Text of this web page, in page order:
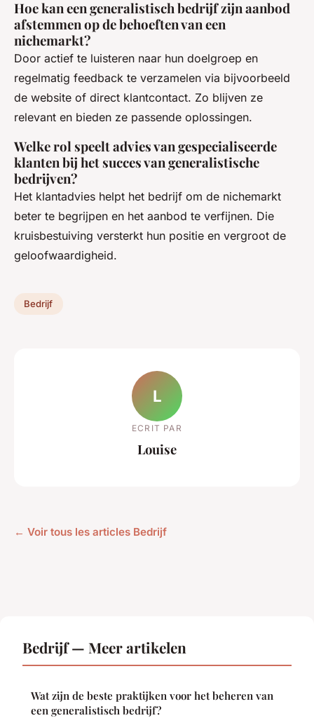
Hoe kan een generalistisch bedrijf zijn aanbod
afstemmen op de behoeften van een
nichemarkt?
Door actief te luisteren naar hun doelgroep en
regelmatig feedback te verzamelen via bijvoorbeeld
de website of direct klantcontact. Zo blijven ze
relevant en bieden ze passende oplossingen.
Welke rol speelt advies van gespecialiseerde
klanten bij het succes van generalistische
bedrijven?
Het klantadvies helpt het bedrijf om de nichemarkt
beter te begrijpen en het aanbod te verfijnen. Die
kruisbestuiving versterkt hun positie en vergroot de
geloofwaardigheid.
Bedrijf
L
ECRIT PAR
Louise
← Voir tous les articles Bedrijf
Bedrijf — Meer artikelen
Wat zijn de beste praktijken voor het beheren van
een generalistisch bedrijf?